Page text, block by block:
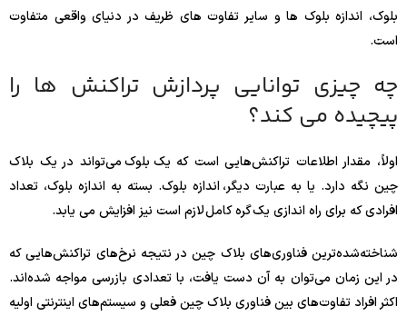
بلوک، اندازه بلوک ها و سایر تفاوت های ظریف در دنیای واقعی متفاوت
است.
چه چیزی توانایی پردازش تراکنش ها را
پیچیده می کند؟
اولاً، مقدار اطلاعات تراکنش‌هایی است که یک بلوک می‌تواند در یک بلاک
چین نگه دارد. یا به عبارت دیگر، اندازه بلوک. بسته به اندازه بلوک، تعداد
افرادی که برای راه اندازی یک گره کامل لازم است نیز افزایش می یابد.
شناخته‌شده‌ترین فناوری‌های بلاک چین در نتیجه نرخ‌های تراکنش‌هایی که
در این زمان می‌توان به آن دست یافت، با تعدادی بازرسی مواجه شده‌اند.
اکثر افراد تفاوت‌های بین فناوری بلاک چین فعلی و سیستم‌های اینترنتی اولیه